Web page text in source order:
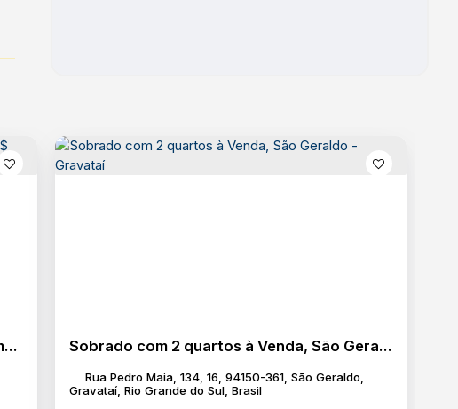
Sobrado com 2 dormitórios à venda, 60 m² por R$ 265.000,00 - Morada do Vale II - Gravataí/RS Sobrado com 2 quartos à Venda, São Geraldo - Gravataí
Rua Pedro Maia, 134, 16, 94150-361, São Geraldo,
Gravataí, Rio Grande do Sul, Brasil